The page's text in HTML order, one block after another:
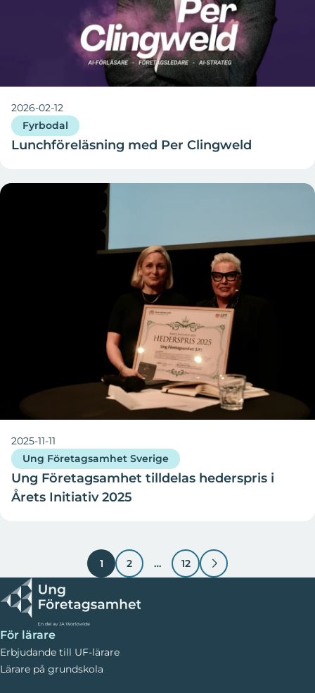
2026-02-12
Fyrbodal
Lunchföreläsning med Per Clingweld
2025-11-11
Ung Företagsamhet Sverige
Ung Företagsamhet tilldelas hederspris i
Årets Initiativ 2025
1 2 … 12
För lärare
Erbjudande till UF-lärare
Lärare på grundskola